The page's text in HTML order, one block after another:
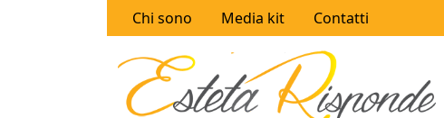
Chi sono Media kit Contatti